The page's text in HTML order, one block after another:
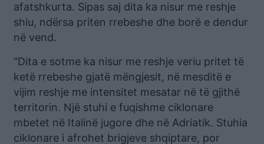
afatshkurta. Sipas saj dita ka nisur me reshje
shiu, ndërsa priten rrebeshe dhe borë e dendur
në vend.
“Dita e sotme ka nisur me reshje veriu pritet të
ketë rrebeshe gjatë mëngjesit, në mesditë e
vijim reshje me intensitet mesatar në të gjithë
territorin. Një stuhi e fuqishme ciklonare
mbetet në Italinë jugore dhe në Adriatik. Stuhia
ciklonare i afrohet brigjeve shqiptare, por